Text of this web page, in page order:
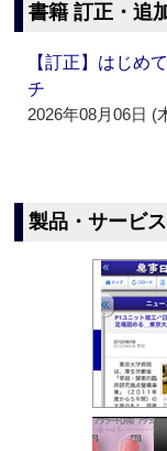
書籍 訂正・追
【訂正】はじめ
チ
2026年08月06日 (
製品・サービ